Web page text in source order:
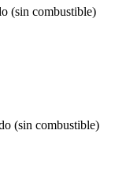
(sin combustible)
(sin combustible)